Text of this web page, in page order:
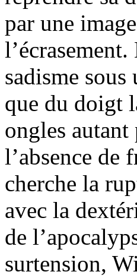
par une
sadisme
que du doigt
ongles
l’absence de
cherche la
avec la
de
surtension,